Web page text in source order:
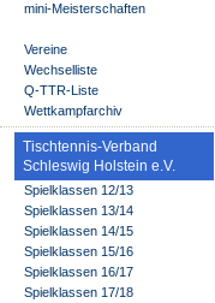
mini-Meisterschaften
Vereine
Wechselliste
Q-TTR-Liste
Wettkampfarchiv
Tischtennis-Verband
Schleswig Holstein e.V.
Spielklassen 12/13
Spielklassen 13/14
Spielklassen 14/15
Spielklassen 15/16
Spielklassen 16/17
Spielklassen 17/18